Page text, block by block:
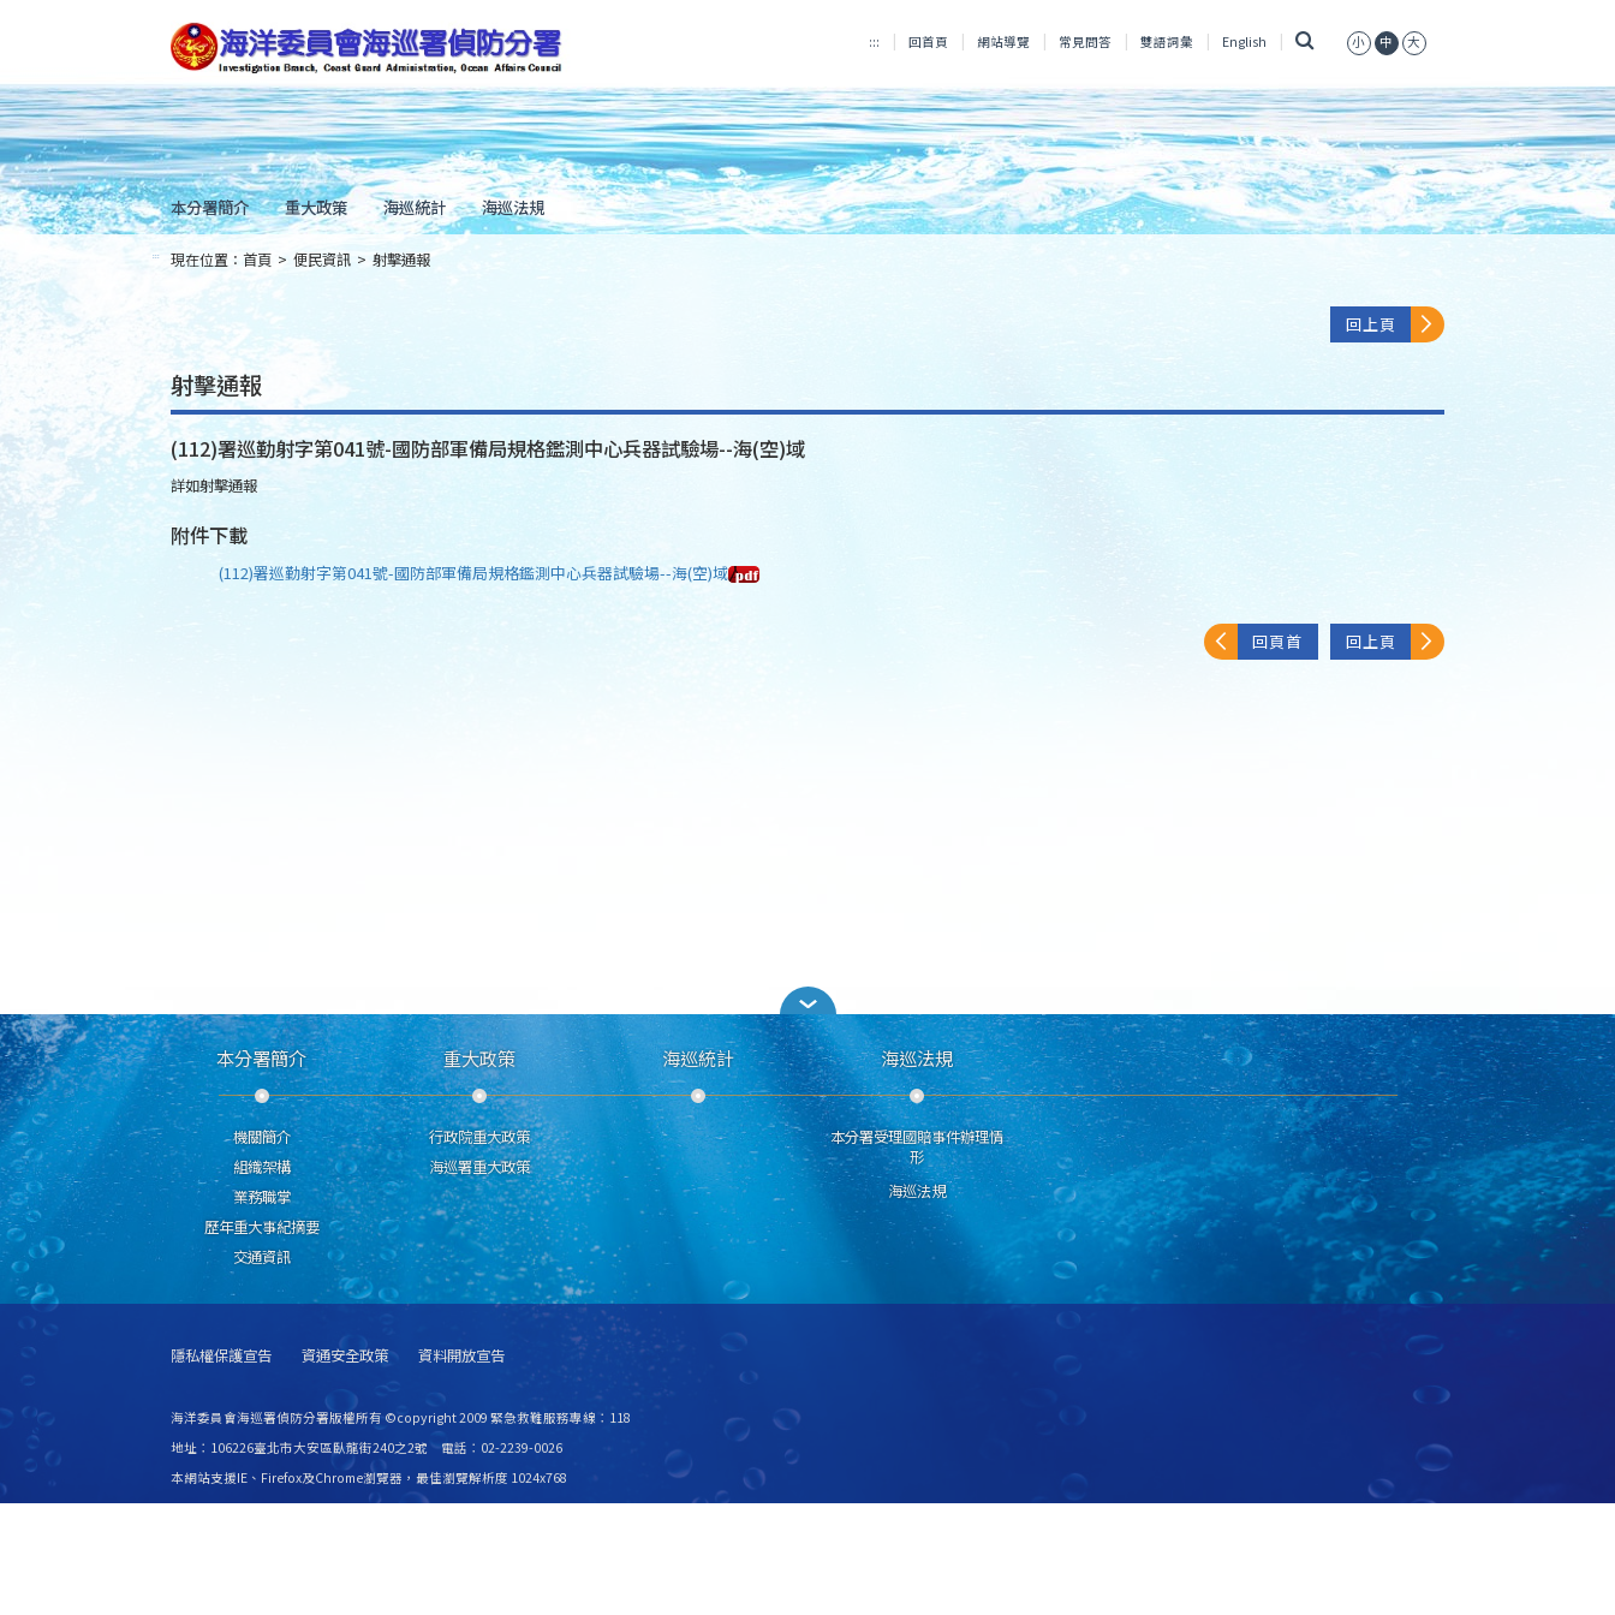
到
主
要
內
容
Skip
to
main
content
::: 回首頁 網站導覽 常見問答 雙語詞彙 English 小 中 大
本分署簡介 重大政策 海巡統計 海巡法規
::: 現在位置： 首頁 > 便民資訊 > 射擊通報
回上頁
射擊通報
(112)署巡勤射字第041號-國防部軍備局規格鑑測中心兵器試驗場--海(空)域
詳如射擊通報
附件下載
(112)署巡勤射字第041號-國防部軍備局規格鑑測中心兵器試驗場--海(空)域
回頁首 回上頁
本分署簡介
機關簡介
組織架構
業務職掌
歷年重大事紀摘要
交通資訊
重大政策
行政院重大政策
海巡署重大政策
海巡統計 海巡法規
本分署受理國賠事件辦理情
形
海巡法規
隱私權保護宣告 資通安全政策 資料開放宣告
海洋委員會海巡署偵防分署版權所有 ©copyright 2009 緊急救難服務專線：118
地址：106226臺北市大安區臥龍街240之2號 電話：02-2239-0026
本網站支援IE、Firefox及Chrome瀏覽器，最佳瀏覽解析度 1024x768
更新日期115年08月07日 瀏覽人次2815382